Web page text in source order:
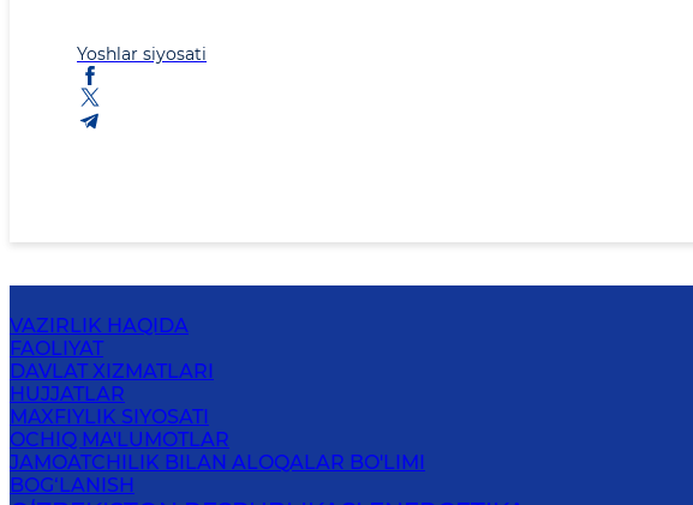
Yoshlar siyosati
VAZIRLIK HAQIDA
FAOLIYAT
DAVLAT XIZMATLARI
HUJJATLAR
MAXFIYLIK SIYOSATI
OCHIQ MA'LUMOTLAR
JAMOATCHILIK BILAN ALOQALAR BO'LIMI
BOG‘LANISH